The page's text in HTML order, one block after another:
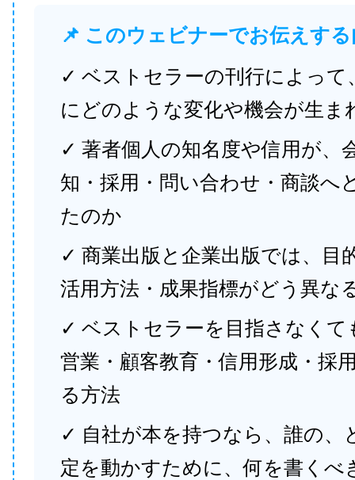
📌 このウェビナーでお伝えす
✓ ベストセラーの刊行によって
にどのような変化や機会が生ま
✓ 著者個人の知名度や信用が、
知・採用・問い合わせ・商談へ
たのか
✓ 商業出版と企業出版では、目
活用方法・成果指標がどう異な
✓ ベストセラーを目指さなくて
営業・顧客教育・信用形成・採
る方法
✓ 自社が本を持つなら、誰の、
定を動かすために、何を書くべ